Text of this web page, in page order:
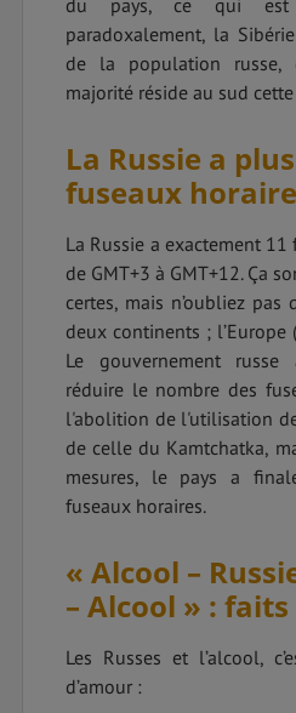
du pays, ce qui est
paradoxalement, la
de la population
majorité réside au sud
La Russie a
fuseaux
La Russie a exactement
de GMT+3 à GMT+12. Ça
certes, mais n’oubliez pas
deux continents ; l’Europe
Le gouvernement
réduire le nombre des
l'abolition de l'utilisation
de celle du Kamtchatka,
mesures, le pays a
fuseaux horaires.
« Alcool –
– Alcool » :
Les Russes et l’alcool,
d’amour :